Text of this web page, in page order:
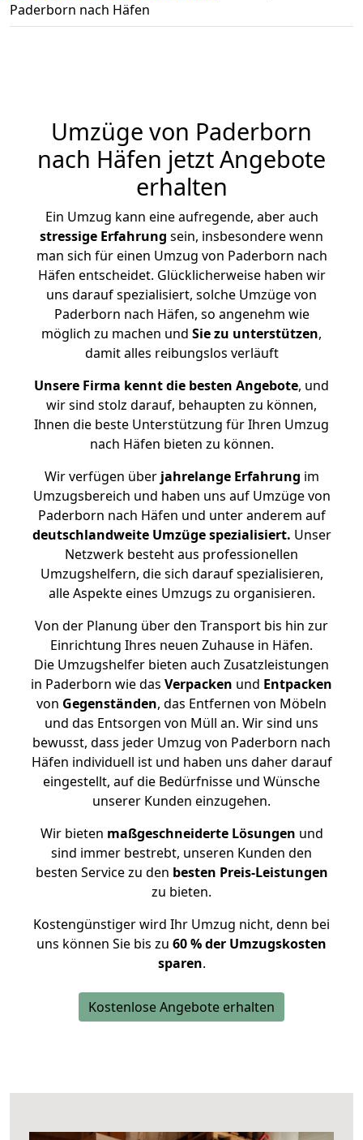
Paderborn nach Häfen
Umzüge von Paderborn
nach Häfen jetzt Angebote
erhalten
Ein Umzug kann eine aufregende, aber auch
stressige Erfahrung sein, insbesondere wenn
man sich für einen Umzug von Paderborn nach
Häfen entscheidet. Glücklicherweise haben wir
uns darauf spezialisiert, solche Umzüge von
Paderborn nach Häfen, so angenehm wie
möglich zu machen und Sie zu unterstützen,
damit alles reibungslos verläuft
Unsere Firma kennt die besten Angebote, und
wir sind stolz darauf, behaupten zu können,
Ihnen die beste Unterstützung für Ihren Umzug
nach Häfen bieten zu können.
Wir verfügen überjahrelange Erfahrung im
Umzugsbereich und haben uns auf Umzüge von
Paderborn nach Häfen und unter anderem auf
deutschlandweite Umzüge spezialisiert. Unser
Netzwerk besteht aus professionellen
Umzugshelfern, die sich darauf spezialisieren,
alle Aspekte eines Umzugs zu organisieren.
Von der Planung über den Transport bis hin zur
Einrichtung Ihres neuen Zuhause in Häfen.
Die Umzugshelfer bieten auch Zusatzleistungen
in Paderborn wie das Verpacken und Entpacken
von Gegenständen, das Entfernen von Möbeln
und das Entsorgen von Müll an. Wir sind uns
bewusst, dass jeder Umzug von Paderborn nach
Häfen individuell ist und haben uns daher darauf
eingestellt, auf die Bedürfnisse und Wünsche
unserer Kunden einzugehen.
Wir bieten maßgeschneiderte Lösungen und
sind immer bestrebt, unseren Kunden den
besten Service zu den besten Preis-Leistungen
zu bieten.
Kostengünstiger wird Ihr Umzug nicht, denn bei
uns können Sie bis zu 60 % der Umzugskosten
sparen.
Kostenlose Angebote erhalten